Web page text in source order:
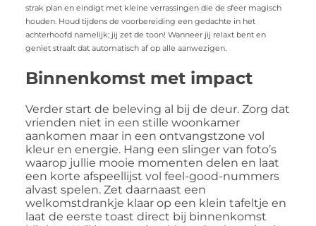
strak plan en eindigt met kleine verrassingen die de sfeer magisch
houden. Houd tijdens de voorbereiding een gedachte in het
achterhoofd namelijk; jij zet de toon! Wanneer jij relaxt bent en
geniet straalt dat automatisch af op alle aanwezigen.
Binnenkomst met impact
Verder start de beleving al bij de deur. Zorg dat
vrienden niet in een stille woonkamer
aankomen maar in een ontvangstzone vol
kleur en energie. Hang een slinger van foto’s
waarop jullie mooie momenten delen en laat
een korte afspeellijst vol feel-good-nummers
alvast spelen. Zet daarnaast een
welkomstdrankje klaar op een klein tafeltje en
laat de eerste toast direct bij binnenkomst